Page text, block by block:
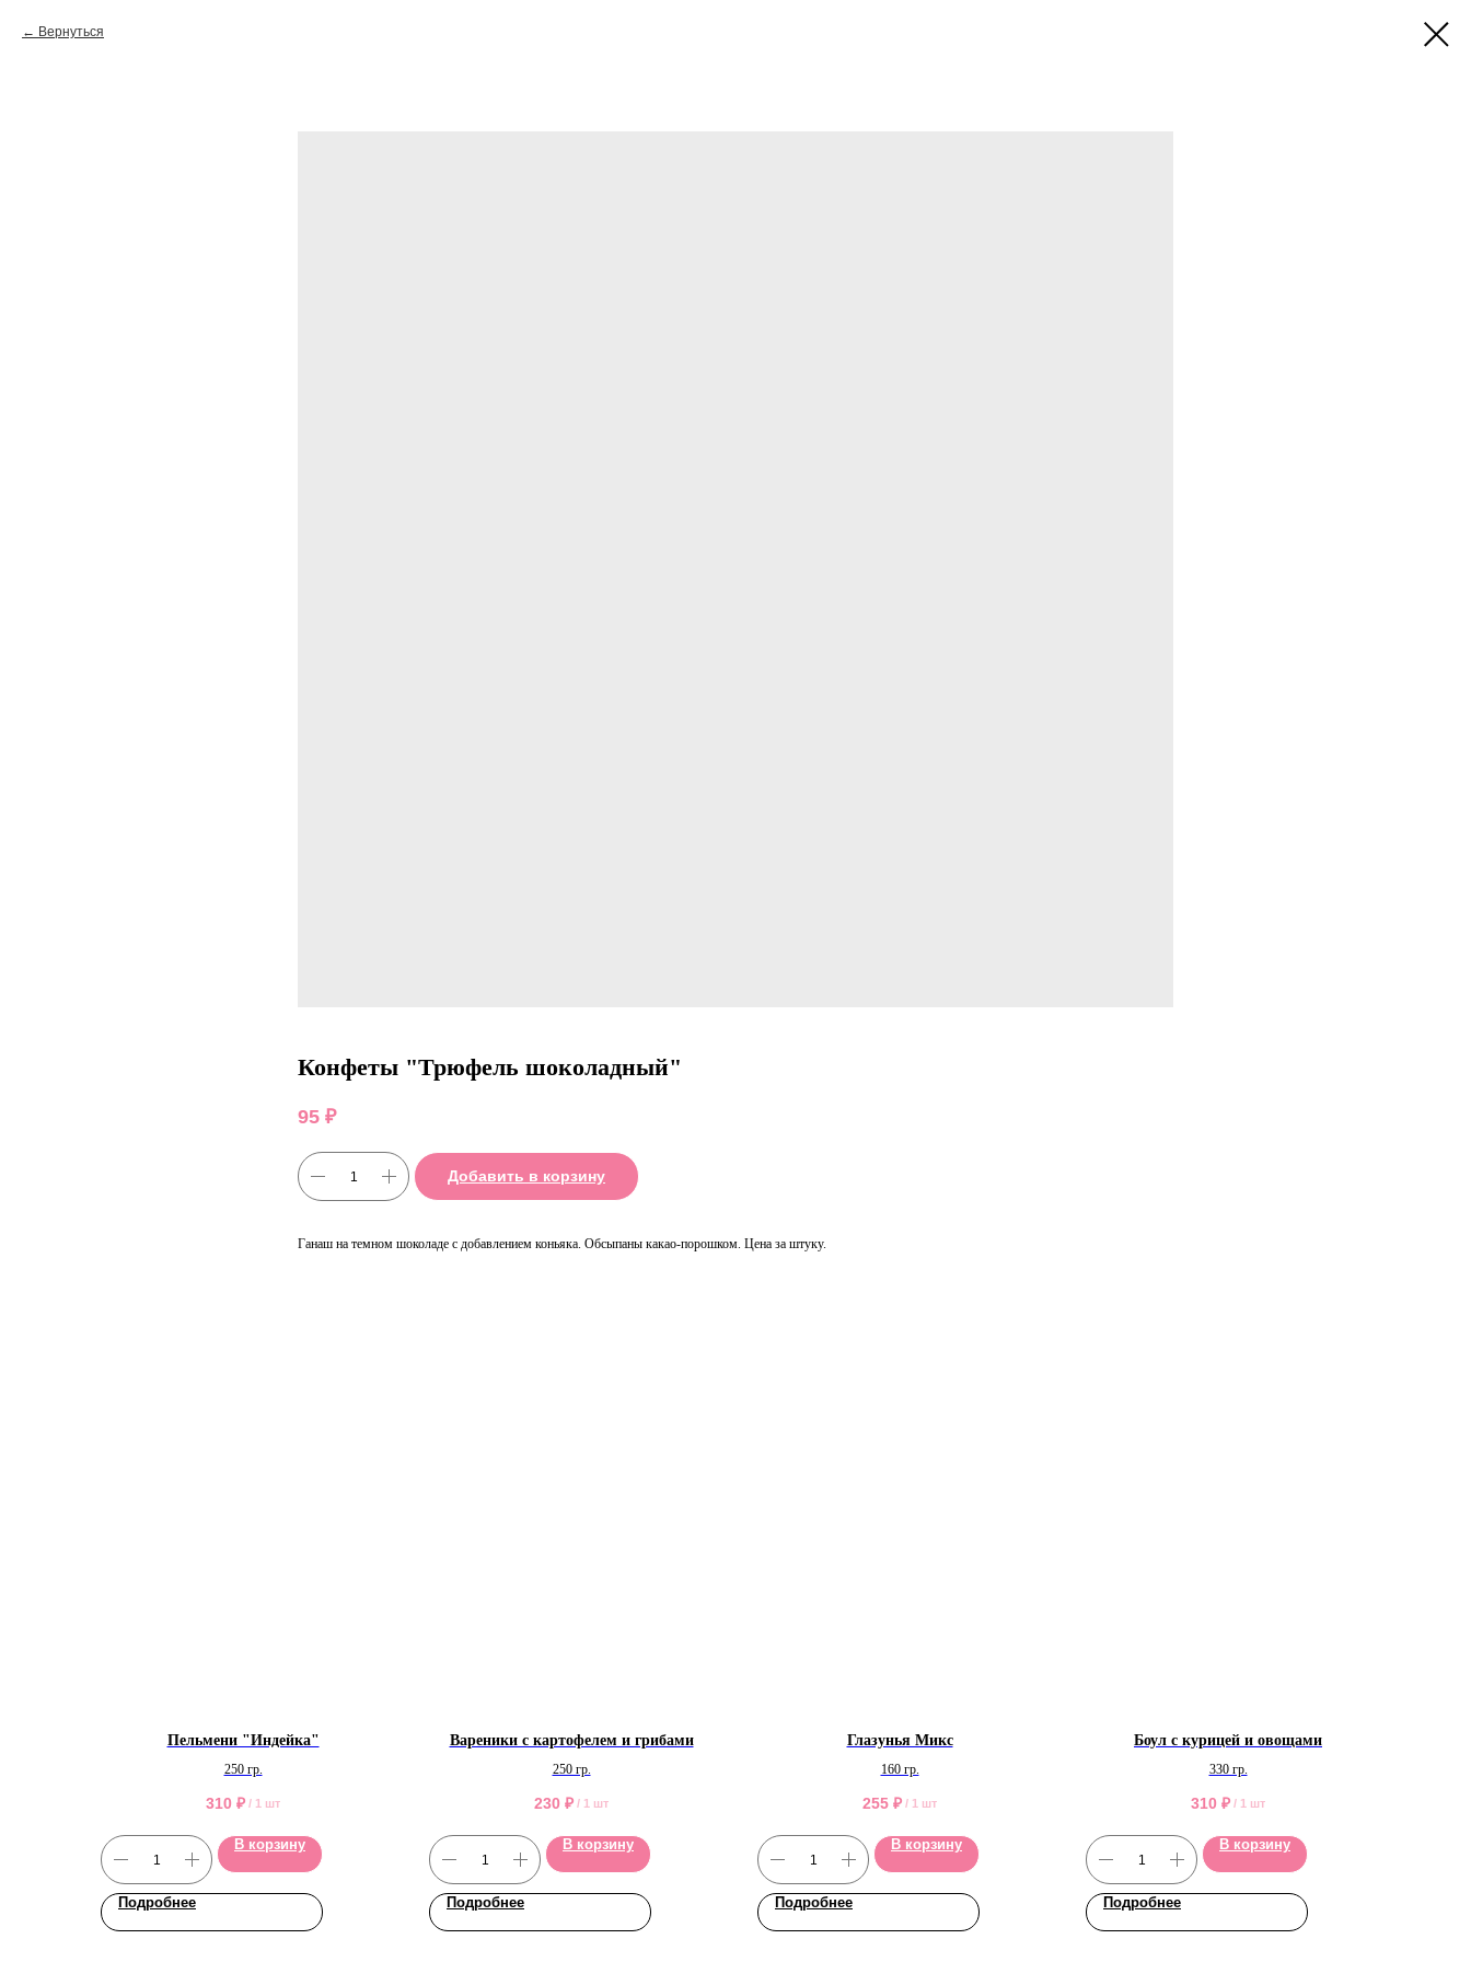
Вернуться
Конфеты "Трюфель шоколадный"
95 ₽
Добавить в корзину
Ганаш на темном шоколаде с добавлением коньяка. Обсыпаны какао-порошком. Цена за штуку.
Пельмени "Индейка"
250 гр.
310 ₽ / 1 шт
В корзину
Подробнее
Вареники с картофелем и грибами
250 гр.
230 ₽ / 1 шт
В корзину
Подробнее
Глазунья Микс
160 гр.
255 ₽ / 1 шт
В корзину
Подробнее
Боул с курицей и овощами
330 гр.
310 ₽ / 1 шт
В корзину
Подробнее